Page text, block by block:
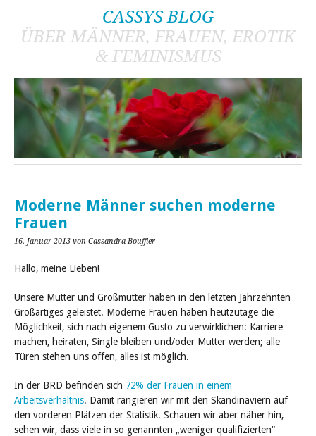
CASSYS BLOG
ÜBER MÄNNER, FRAUEN, EROTIK
& FEMINISMUS
Moderne Männer suchen moderne
Frauen
16. Januar 2013 von Cassandra Bouffier
Hallo, meine Lieben!
Unsere Mütter und Großmütter haben in den letzten Jahrzehnten
Großartiges geleistet. Moderne Frauen haben heutzutage die
Möglichkeit, sich nach eigenem Gusto zu verwirklichen: Karriere
machen, heiraten, Single bleiben und/oder Mutter werden; alle
Türen stehen uns offen, alles ist möglich.
In der BRD befinden sich 72% der Frauen in einem
Arbeitsverhältnis. Damit rangieren wir mit den Skandinaviern auf
den vorderen Plätzen der Statistik. Schauen wir aber näher hin,
sehen wir, dass viele in so genannten „weniger qualifizierten“